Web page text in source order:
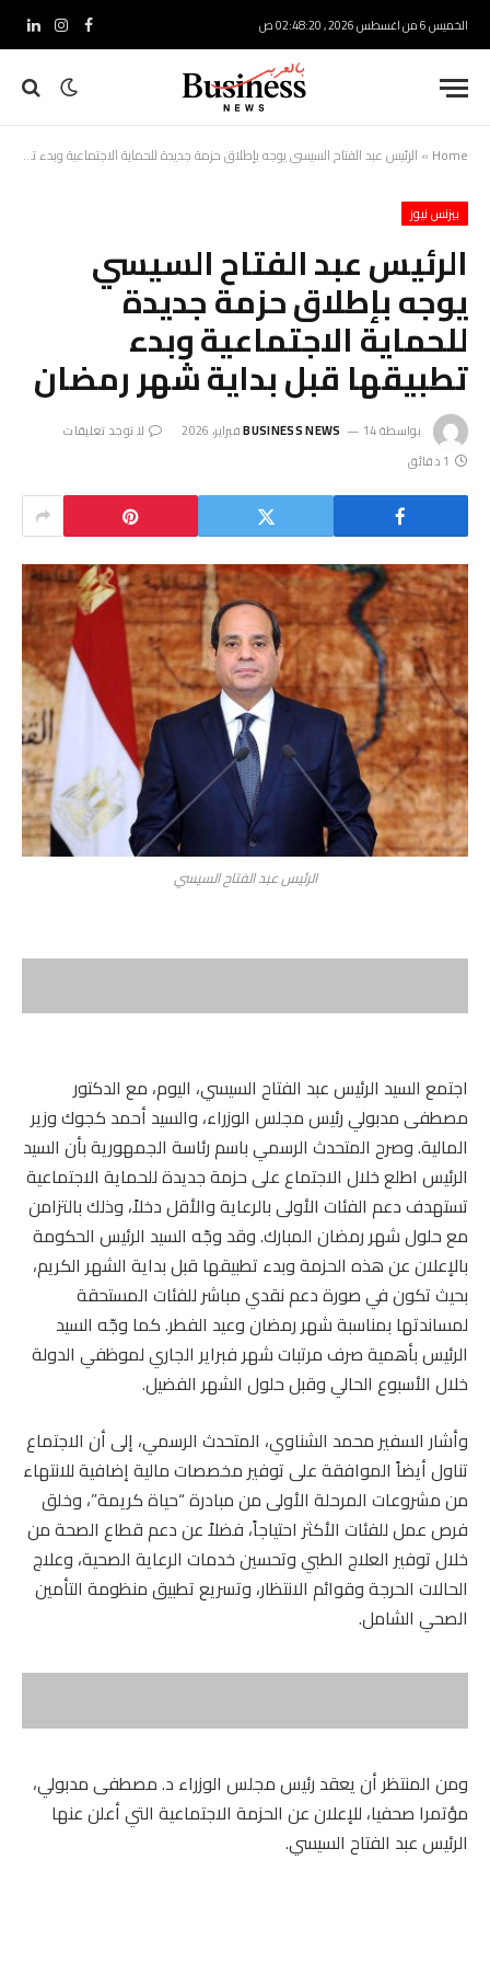
الخميس 6 من اغسطس 2026 , 02:48:21 ص فيسبوكالانستغرام
Home
» الرئيس عبد الفتاح السيسي يوجه بإطلاق حزمة جديدة للحماية الاجتماعية وبدء تطبيقها قبل بداية شهر رمضان
بيزنس نيوز
الرئيس عبد الفتاح السيسي
يوجه بإطلاق حزمة جديدة
للحماية الاجتماعية وبدء
تطبيقها قبل بداية شهر رمضان
بواسطة BUSINESS NEWS 14 فبراير، 2026
لا توجد تعليقات
1 دقائق
الرئيس عبد الفتاح السيسي
اجتمع السيد الرئيس عبد الفتاح السيسي، اليوم، مع الدكتور
مصطفى مدبولي رئيس مجلس الوزراء، والسيد أحمد كجوك وزير
المالية. وصرح المتحدث الرسمي باسم رئاسة الجمهورية بأن السيد
الرئيس اطلع خلال الاجتماع على حزمة جديدة للحماية الاجتماعية
تستهدف دعم الفئات الأولى بالرعاية والأقل دخلاً، وذلك بالتزامن
مع حلول شهر رمضان المبارك. وقد وجّه السيد الرئيس الحكومة
بالإعلان عن هذه الحزمة وبدء تطبيقها قبل بداية الشهر الكريم،
بحيث تكون في صورة دعم نقدي مباشر للفئات المستحقة
لمساندتها بمناسبة شهر رمضان وعيد الفطر. كما وجّه السيد
الرئيس بأهمية صرف مرتبات شهر فبراير الجاري لموظفي الدولة
خلال الأسبوع الحالي وقبل حلول الشهر الفضيل.
وأشار السفير محمد الشناوي، المتحدث الرسمي، إلى أن الاجتماع
تناول أيضاً الموافقة على توفير مخصصات مالية إضافية للانتهاء
من مشروعات المرحلة الأولى من مبادرة “حياة كريمة”، وخلق
فرص عمل للفئات الأكثر احتياجاً، فضلاً عن دعم قطاع الصحة من
خلال توفير العلاج الطبي وتحسين خدمات الرعاية الصحية، وعلاج
الحالات الحرجة وقوائم الانتظار، وتسريع تطبيق منظومة التأمين
الصحي الشامل.
ومن المنتظر أن يعقد رئيس مجلس الوزراء د. مصطفى مدبولي،
مؤتمرا صحفيا، للإعلان عن الحزمة الاجتماعية التي أعلن عنها
الرئيس عبد الفتاح السيسي.